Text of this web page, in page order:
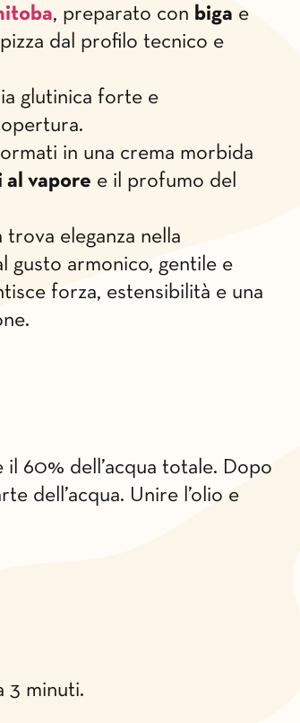
, preparato con biga e
dal profilo tecnico e
glutinica forte e
in una crema morbida
al vapore e il profumo del
trova eleganza nella
gusto armonico, gentile e
forza, estensibilità e una
il 60% dell’acqua totale. Dopo
dell’acqua. Unire l’olio e
3 minuti.